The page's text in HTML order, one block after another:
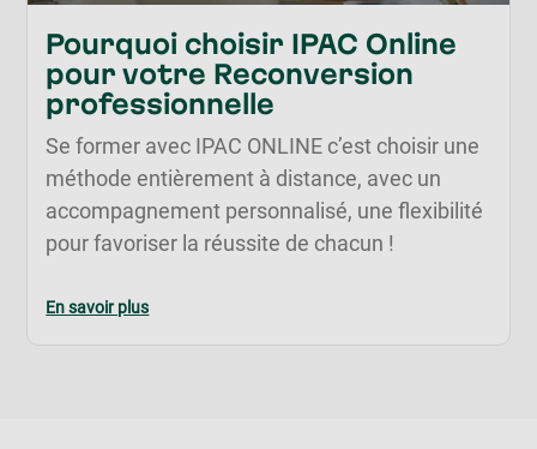
Pourquoi choisir IPAC Online
pour votre Reconversion
professionnelle
Se former avec IPAC ONLINE c’est choisir une
méthode entièrement à distance, avec un
accompagnement personnalisé, une flexibilité
pour favoriser la réussite de chacun !
En savoir plus